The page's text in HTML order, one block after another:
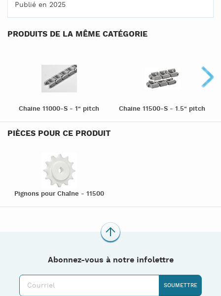
Publié en 2025
PRODUITS DE LA MÊME CATÉGORIE
Chaine 11000-S - 1" pitch Chaine 11500-S - 1.5" pitch
PIÈCES POUR CE PRODUIT
Pignons pour Chaîne - 11500
Abonnez-vous à notre infolettre